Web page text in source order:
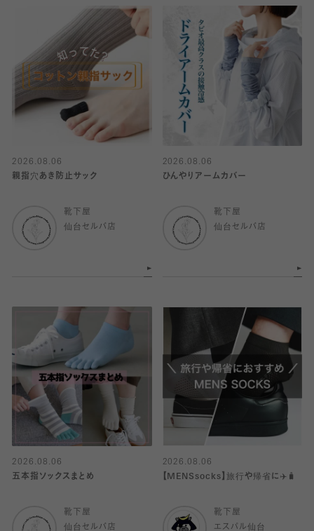
2026.08.06
親指穴あき防止サック
靴下屋
仙台セルバ店
2026.08.06
ひんやりアームカバー
靴下屋
仙台セルバ店
2026.08.06
五本指ソックスまとめ
靴下屋
仙台セルバ店
2026.08.06
【MENSsocks】旅行や帰省に✈️🧳
靴下屋
エスパル仙台